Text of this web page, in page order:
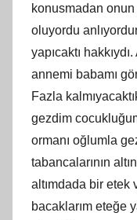
konusmadan onun
oluyordu
yapıcaktı
annemi babamı
Fazla
gezdim
ormanı oğlumla
tabancalarının
altımdada bir etek
bacaklarım eteğe